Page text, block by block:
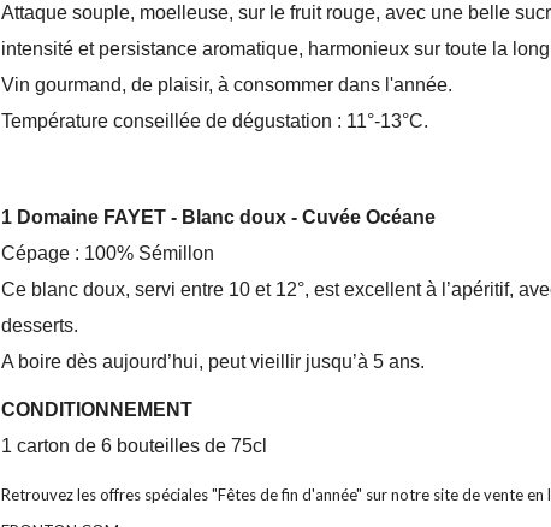
Attaque souple, moelleuse, sur le fruit rouge, avec une belle
intensité et persistance aromatique, harmonieux sur toute la
Vin gourmand, de plaisir, à consommer dans l'année.
Température conseillée de dégustation : 11°-13°C.
1 Domaine FAYET - Blanc doux - Cuvée Océane
Cépage : 100% Sémillon
Ce blanc doux, servi entre 10 et 12°, est excellent à l’apéritif,
desserts.
A boire dès aujourd’hui, peut vieillir jusqu’à 5 ans.
CONDITIONNEMENT
1 carton de 6 bouteilles de 75cl
Retrouvez les offres spéciales "Fêtes de fin d'année" sur notre site de vente en